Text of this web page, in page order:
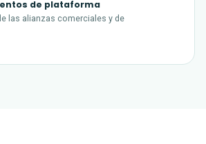
de plataforma
las alianzas comerciales y de